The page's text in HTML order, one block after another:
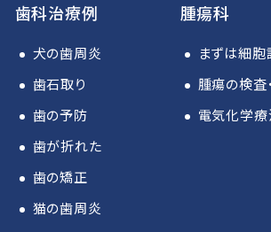
歯科治療例
犬の歯周炎
歯石取り
歯の予防
歯が折れた
歯の矯正
猫の歯周炎
腫瘍科
まずは細胞
腫瘍の検査
電気化学